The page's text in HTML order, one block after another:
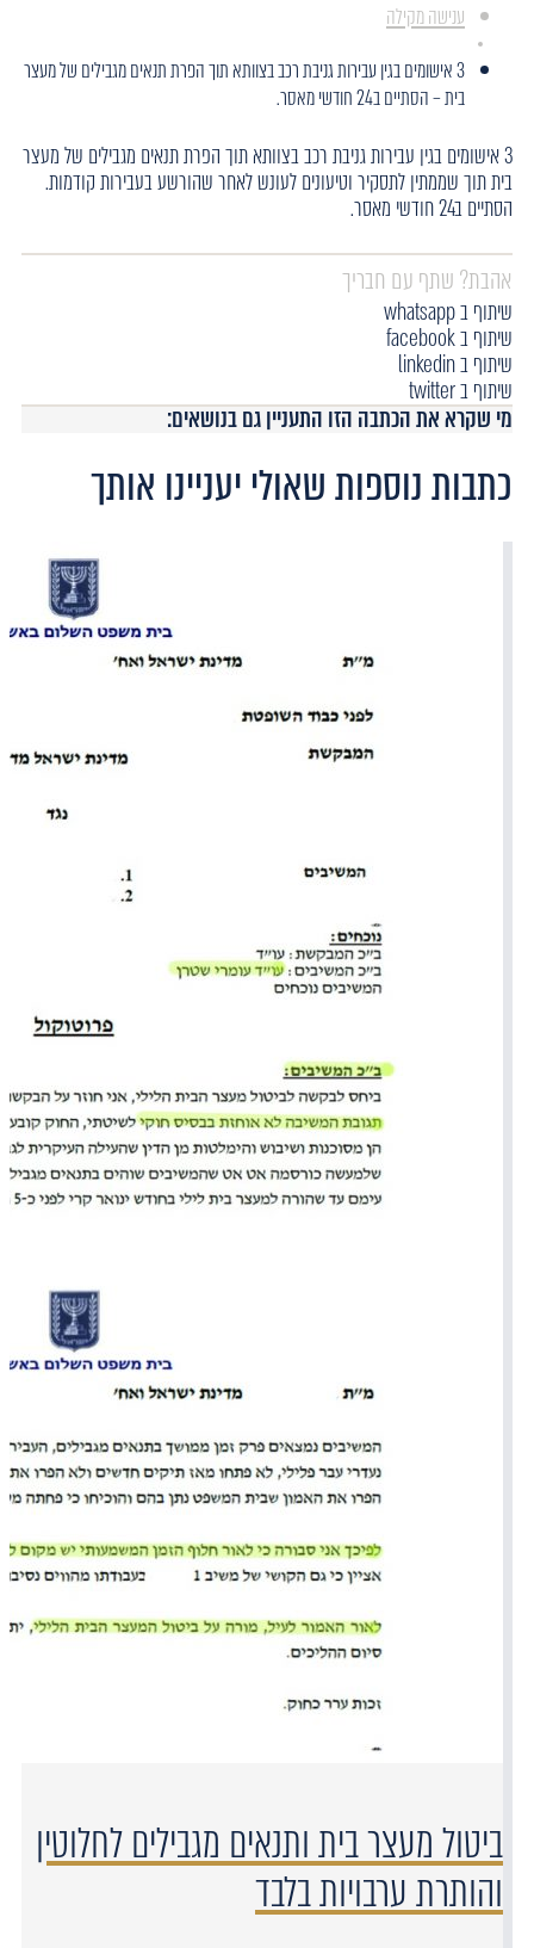
ענישה מקילה
3 אישומים בגין עבירות גניבת רכב בצוותא תוך הפרת תנאים מגבילים של מעצר
בית – הסתיים ב24 חודשי מאסר.
3 אישומים בגין עבירות גניבת רכב בצוותא תוך הפרת תנאים מגבילים של מעצר
בית תוך שממתין לתסקיר וטיעונים לעונש לאחר שהורשע בעבירות קודמות.
הסתיים ב24 חודשי מאסר.
אהבת? שתף עם חבריך
שיתוף ב whatsapp
שיתוף ב facebook
שיתוף ב linkedin
שיתוף ב twitter
מי שקרא את הכתבה הזו התעניין גם בנושאים:
כתבות נוספות שאולי יעניינו אותך
ביטול מעצר בית ותנאים מגבילים לחלוטין
והותרת ערבויות בלבד